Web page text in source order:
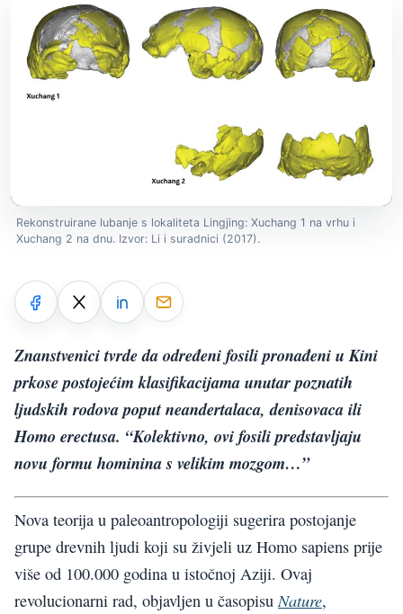
Rekonstruirane lubanje s lokaliteta Lingjing: Xuchang 1 na vrhu i
Xuchang 2 na dnu. Izvor: Li i suradnici (2017).
Znanstvenici tvrde da određeni fosili pronađeni u Kini
prkose postojećim klasifikacijama unutar poznatih
ljudskih rodova poput neandertalaca, denisovaca ili
Homo erectusa. “Kolektivno, ovi fosili predstavljaju
novu formu hominina s velikim mozgom…”
Nova teorija u paleoantropologiji sugerira postojanje
grupe drevnih ljudi koji su živjeli uz Homo sapiens prije
više od 100.000 godina u istočnoj Aziji. Ovaj
revolucionarni rad, objavljen u časopisuNature,